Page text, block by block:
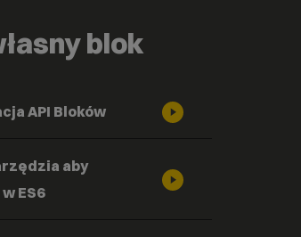
blok
API Bloków
aby
ES6